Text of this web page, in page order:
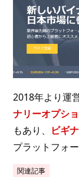
2018年より運
ナリーオプシ
もあり、
ビギ
プラットフォ
関連記事